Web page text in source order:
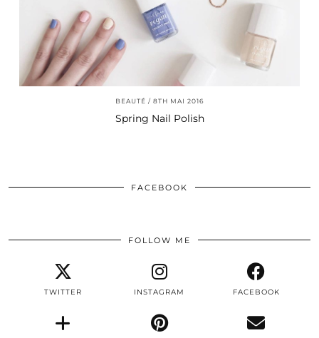
BEAUTÉ 8TH MAI 2016
Spring Nail Polish
FACEBOOK
FOLLOW ME
TWITTER INSTAGRAM FACEBOOK